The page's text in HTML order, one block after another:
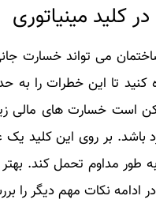
کلید مینیاتوری
می تواند خسارت
کنید تا این خطرات را به
است خسارت های مالی
باشد. بر روی این کلید
طور مداوم تحمل کند.
در ادامه نکات مهم دیگر را